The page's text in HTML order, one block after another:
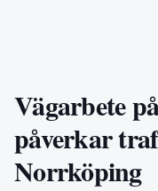
Vägarbete
påverkar
Norrköping